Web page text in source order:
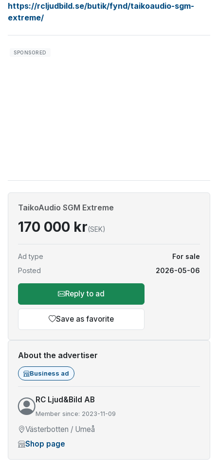
https://rcljudbild.se/butik/fynd/taikoaudio-sgm-
extreme/
TaikoAudio SGM Extreme
170 000 kr(SEK)
Ad type
For sale
Posted
2026-05-06
Reply to ad
Save as favorite
About the advertiser
Business ad
RC Ljud&Bild AB
Member since: 2023-11-09
Västerbotten / Umeå
Shop page